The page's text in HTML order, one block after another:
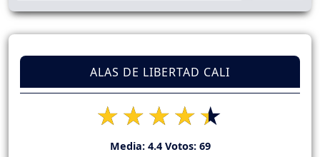
ALAS DE LIBERTAD CALI
Media: 4.4Votos: 69